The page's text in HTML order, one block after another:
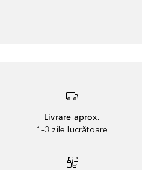
Livrare aprox.
1–3 zile lucrătoare